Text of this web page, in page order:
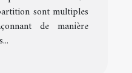
sont multiples
de manière